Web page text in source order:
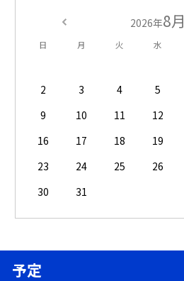
2026年8月
日 月 火 水
2
3 4 5
9
10 11 12
16
17 18 19
23
24 25 26
30
31
予定